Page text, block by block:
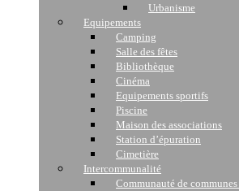
Urbanisme
Equipements
Camping
Salle des fêtes
Bibliothèque
Cinéma
Equipements sportifs
Piscine
Maison des associations
Station d’épuration
Cimetière
Intercommunalité
Communauté de communes